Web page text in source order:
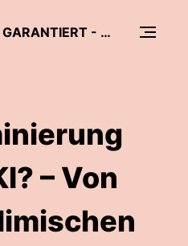
ERLEUCHTUNG GARANTIERT - WISSENSCHAFTLICHE SPOTLIGHTS AUF RELIGION UND SPIRITUALITÄT
– Von